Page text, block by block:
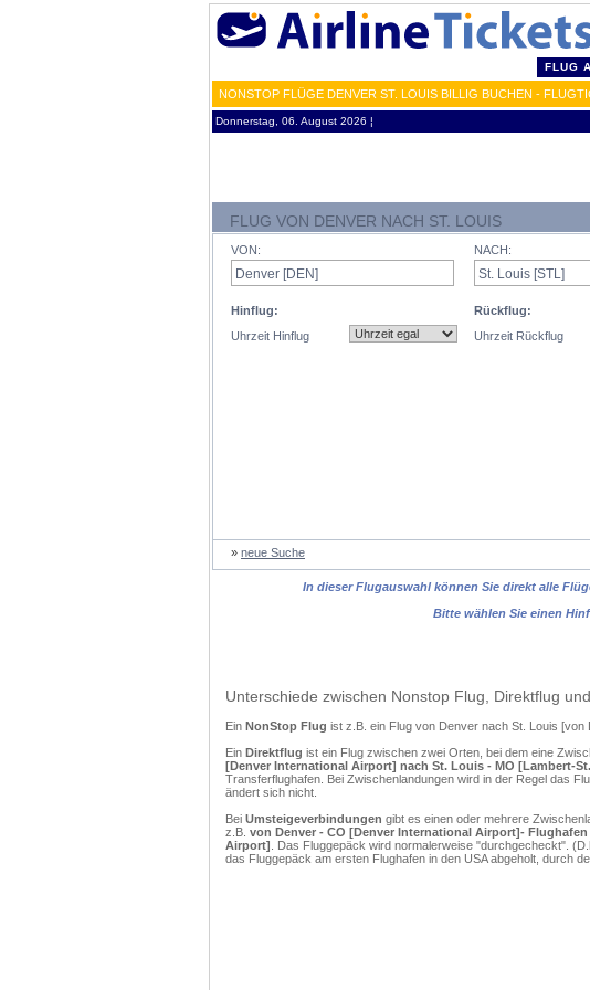
FLUG
NONSTOP FLÜGE DENVER ST. LOUIS BILLIG BUCHEN -
Donnerstag, 06. August 2026 ¦
FLUG VON DENVER NACH ST. LOUIS
VON:
Hinflug:
Uhrzeit Hinflug
NACH:
Rückflug:
Uhrzeit Rückflug
» neue Suche
In dieser Flugauswahl können Sie direkt alle
Bitte wählen Sie einen
Unterschiede zwischen Nonstop Flug, Direktflug
Ein NonStop Flug ist z.B. ein Flug von Denver nach St. Louis [von
Ein Direktflug ist ein Flug zwischen zwei Orten, bei dem eine
[Denver International Airport] nach St. Louis - MO [Lambert-
Transferflughafen. Bei Zwischenlandungen wird in der Regel das
ändert sich nicht.
Bei Umsteigeverbindungen gibt es einen oder mehrere
z.B. von Denver - CO [Denver International Airport]-
Airport] . Das Fluggepäck wird normalerweise "durchgecheckt".
das Fluggepäck am ersten Flughafen in den USA abgeholt, durch